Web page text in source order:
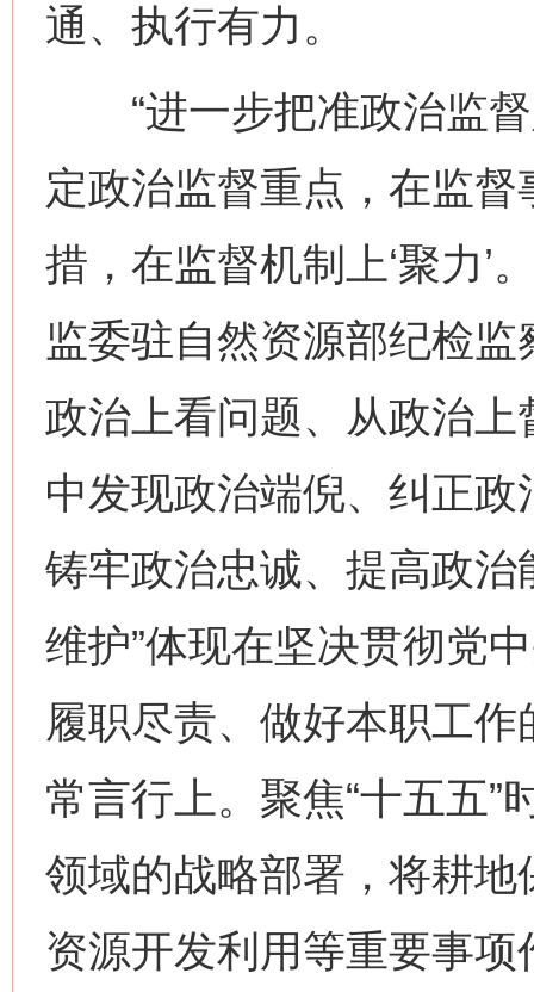
通、执行有力。
“进一步把准政治监督
定政治监督重点，在监督
措，在监督机制上‘聚力’
监委驻自然资源部纪检
政治上看问题、从政治
中发现政治端倪、纠正
铸牢政治忠诚、提高政治
维护”体现在坚决贯彻党
履职尽责、做好本职工
常言行上。聚焦“十五五
领域的战略部署，将耕
资源开发利用等重要事